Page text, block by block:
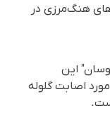
هنگ‌مرزی در
این
اصابت گلوله‌